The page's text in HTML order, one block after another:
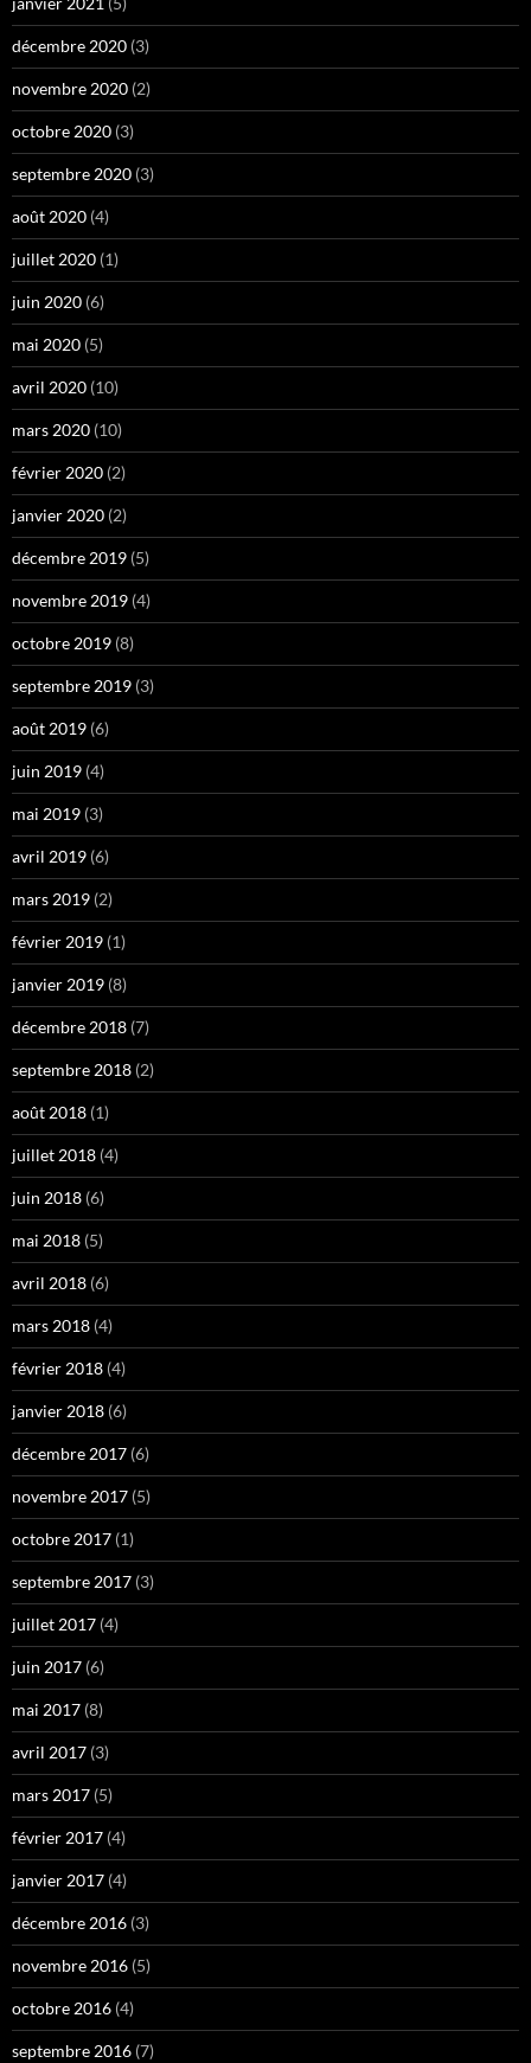
décembre 2020 (3)
novembre 2020 (2)
octobre 2020 (3)
septembre 2020 (3)
août 2020 (4)
juillet 2020 (1)
juin 2020 (6)
mai 2020 (5)
avril 2020 (10)
mars 2020 (10)
février 2020 (2)
janvier 2020 (2)
décembre 2019 (5)
novembre 2019 (4)
octobre 2019 (8)
septembre 2019 (3)
août 2019 (6)
juin 2019 (4)
mai 2019 (3)
avril 2019 (6)
mars 2019 (2)
février 2019 (1)
janvier 2019 (8)
décembre 2018 (7)
septembre 2018 (2)
août 2018 (1)
juillet 2018 (4)
juin 2018 (6)
mai 2018 (5)
avril 2018 (6)
mars 2018 (4)
février 2018 (4)
janvier 2018 (6)
décembre 2017 (6)
novembre 2017 (5)
octobre 2017 (1)
septembre 2017 (3)
juillet 2017 (4)
juin 2017 (6)
mai 2017 (8)
avril 2017 (3)
mars 2017 (5)
février 2017 (4)
janvier 2017 (4)
décembre 2016 (3)
novembre 2016 (5)
octobre 2016 (4)
septembre 2016 (7)